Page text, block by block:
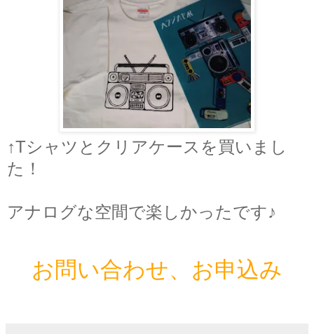
↑Tシャツとクリアケースを買いまし
た！
アナログな空間で楽しかったです♪
お問い合わせ、お申込み